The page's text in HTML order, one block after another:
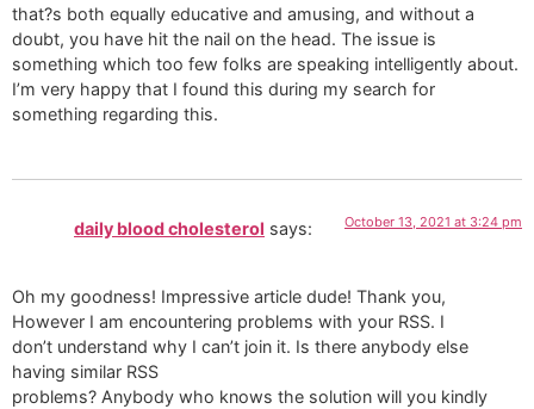
that?s both equally educative and amusing, and without a
doubt, you have hit the nail on the head. The issue is
something which too few folks are speaking intelligently about.
I’m very happy that I found this during my search for
something regarding this.
daily blood cholesterol says: October 13, 2021 at 3:24 pm
Oh my goodness! Impressive article dude! Thank you,
However I am encountering problems with your RSS. I
don’t understand why I can’t join it. Is there anybody else
having similar RSS
problems? Anybody who knows the solution will you kindly